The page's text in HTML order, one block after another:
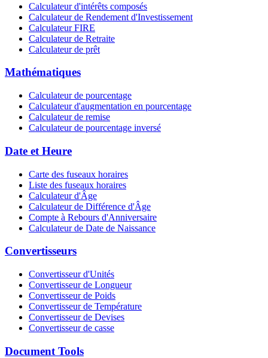
Calculateur d'intérêts composés
Calculateur de Rendement d'Investissement
Calculateur FIRE
Calculateur de Retraite
Calculateur de prêt
Mathématiques
Calculateur de pourcentage
Calculateur d'augmentation en pourcentage
Calculateur de remise
Calculateur de pourcentage inversé
Date et Heure
Carte des fuseaux horaires
Liste des fuseaux horaires
Calculateur d'Âge
Calculateur de Différence d'Âge
Compte à Rebours d'Anniversaire
Calculateur de Date de Naissance
Convertisseurs
Convertisseur d'Unités
Convertisseur de Longueur
Convertisseur de Poids
Convertisseur de Température
Convertisseur de Devises
Convertisseur de casse
Document Tools